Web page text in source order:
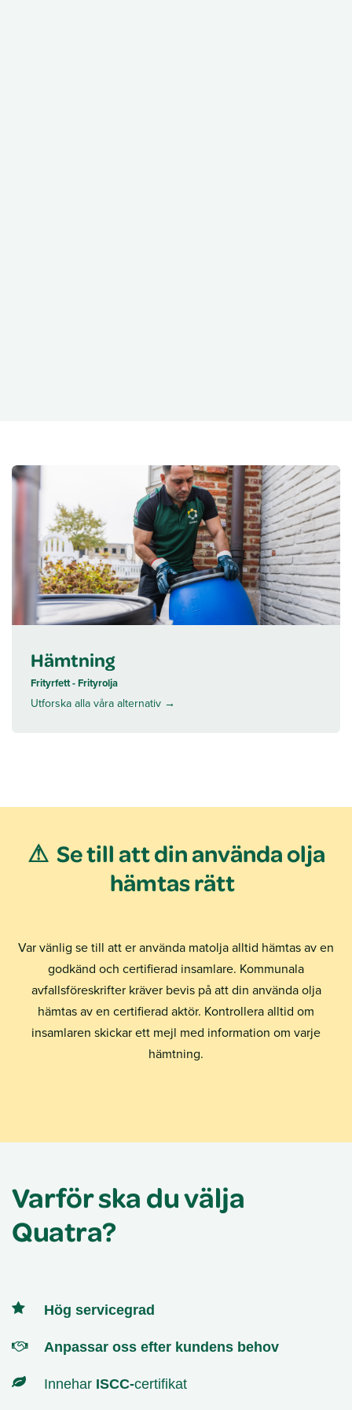
Hämtning
Frityrfett - Frityrolja
Utforska alla våra alternativ →
⚠ Se till att din använda olja
hämtas rätt
Var vänlig se till att er använda matolja alltid hämtas av en
godkänd och certifierad insamlare. Kommunala
avfallsföreskrifter kräver bevis på att din använda olja
hämtas av en certifierad aktör. Kontrollera alltid om
insamlaren skickar ett mejl med information om varje
hämtning.
Varför ska du välja
Quatra?
Hög servicegrad
Anpassar oss efter kundens behov
Innehar ISCC-certifikat